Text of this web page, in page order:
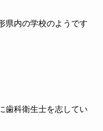
県内の学校のようです
歯科衛生士を志してい